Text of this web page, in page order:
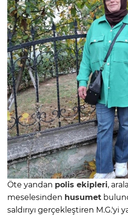
Öte yandan polis ekipleri,
meselesinden husumet
saldırıyı gerçekleştiren M.G.'yi